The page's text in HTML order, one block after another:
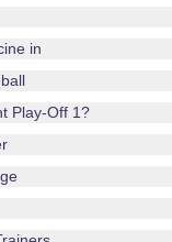
in
Play-Off 1?